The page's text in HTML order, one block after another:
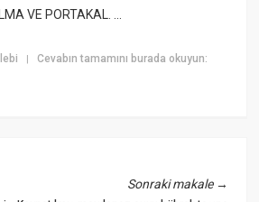
VE PORTAKAL. ...
|Cevabın tamamını burada okuyun:
Sonraki makale→